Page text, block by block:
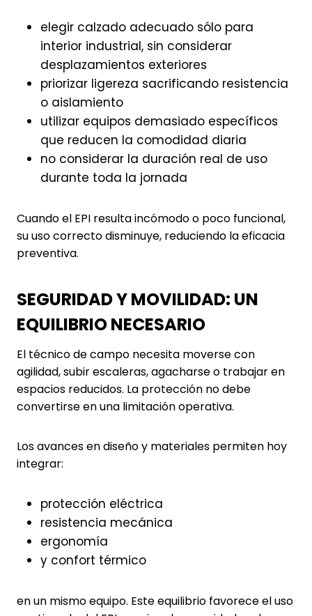
elegir calzado adecuado sólo para
interior industrial, sin considerar
desplazamientos exteriores
priorizar ligereza sacrificando resistencia
o aislamiento
utilizar equipos demasiado específicos
que reducen la comodidad diaria
no considerar la duración real de uso
durante toda la jornada
Cuando el EPI resulta incómodo o poco funcional,
su uso correcto disminuye, reduciendo la eficacia
preventiva.
SEGURIDAD Y MOVILIDAD: UN
EQUILIBRIO NECESARIO
El técnico de campo necesita moverse con
agilidad, subir escaleras, agacharse o trabajar en
espacios reducidos. La protección no debe
convertirse en una limitación operativa.
Los avances en diseño y materiales permiten hoy
integrar:
protección eléctrica
resistencia mecánica
ergonomía
y confort térmico
en un mismo equipo. Este equilibrio favorece el uso